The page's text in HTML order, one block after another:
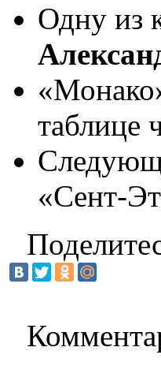
Одну из
таблице
«Сент-